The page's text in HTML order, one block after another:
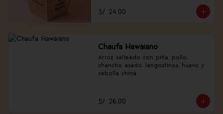
S/ 24.00
Chaufa Hawaiano
Arroz salteado con piña, pollo,
chancho asado, langostinos, huevo y
cebolla china.
S/ 26.00